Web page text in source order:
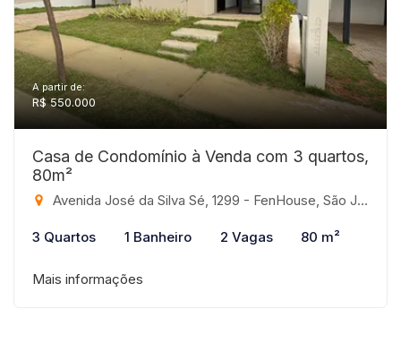
A partir de:
R$ 550.000
Casa de Condomínio à Venda com 3 quartos,
80m²
Avenida José da Silva Sé, 1299 - FenHouse, São José do Rio Preto-SP
3 Quartos 1 Banheiro 2 Vagas 80 m²
Mais informações